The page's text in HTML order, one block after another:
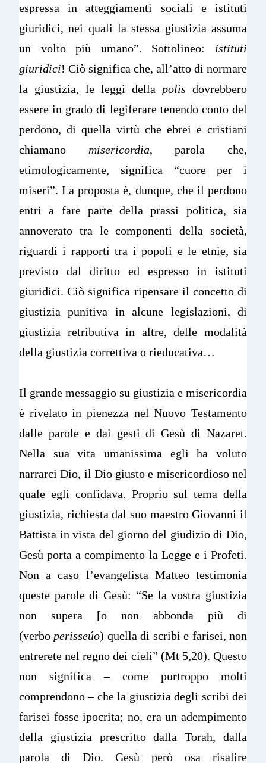
espressa in atteggiamenti sociali e istituti
giuridici, nei quali la stessa giustizia assuma
un volto più umano”. Sottolineo: istituti
giuridici! Ciò significa che, all’atto di normare
la giustizia, le leggi della polis dovrebbero
essere in grado di legiferare tenendo conto del
perdono, di quella virtù che ebrei e cristiani
chiamano misericordia, parola che,
etimologicamente, significa “cuore per i
miseri”. La proposta è, dunque, che il perdono
entri a fare parte della prassi politica, sia
annoverato tra le componenti della società,
riguardi i rapporti tra i popoli e le etnie, sia
previsto dal diritto ed espresso in istituti
giuridici. Ciò significa ripensare il concetto di
giustizia punitiva in alcune legislazioni, di
giustizia retributiva in altre, delle modalità
della giustizia correttiva o rieducativa…
Il grande messaggio su giustizia e misericordia
è rivelato in pienezza nel Nuovo Testamento
dalle parole e dai gesti di Gesù di Nazaret.
Nella sua vita umanissima egli ha voluto
narrarci Dio, il Dio giusto e misericordioso nel
quale egli confidava. Proprio sul tema della
giustizia, richiesta dal suo maestro Giovanni il
Battista in vista del giorno del giudizio di Dio,
Gesù porta a compimento la Legge e i Profeti.
Non a caso l’evangelista Matteo testimonia
queste parole di Gesù: “Se la vostra giustizia
non supera [o non abbonda più di
(verbo perisseúo) quella di scribi e farisei, non
entrerete nel regno dei cieli” (Mt 5,20). Questo
non significa – come purtroppo molti
comprendono – che la giustizia degli scribi dei
farisei fosse ipocrita; no, era un adempimento
della giustizia prescritto dalla Torah, dalla
parola di Dio. Gesù però osa risalire